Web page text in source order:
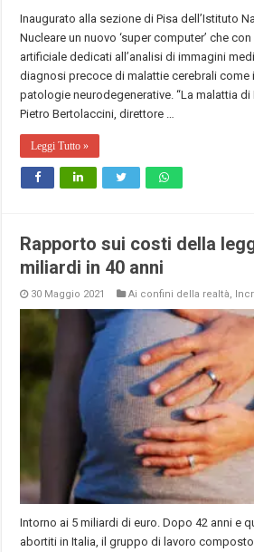
Inaugurato alla sezione di Pisa dell’Istituto
Nucleare un nuovo ‘super computer’ che
artificiale dedicati all’analisi di immagini
diagnosi precoce di malattie cerebrali come
patologie neurodegenerative. “La malattia
Pietro Bertolaccini, direttore …
Leggi Tutto »
Rapporto sui costi della
miliardi in 40 anni
30 Maggio 2021 Ai confini della realtà,
Intorno ai 5 miliardi di euro. Dopo 42 anni e
abortiti in Italia, il gruppo di lavoro